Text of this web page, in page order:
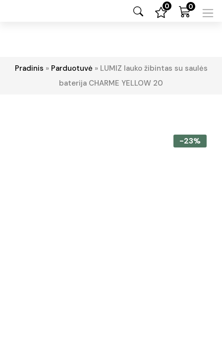
0 0
Pradinis » Parduotuvė » LUMIZ lauko žibintas su saulės
baterija CHARME YELLOW 20
-23%